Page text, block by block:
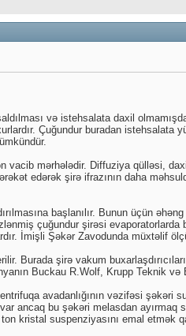
və istehsalata daxil
Çuğundur buradan istehsalata
vacib mərhələdir. Diffuziya qülləsi,
edərək şirə ifrazının daha
başlanılır. Bunun üçün
çuğundur şirəsi
İmişli Şəkər Zavodunda müxtəlif
Burada şirə vakum
Buckau R.Wolf, Krupp Teknik və
avadanlığının vəzifəsi şəkəri
ancaq bu şəkəri melasdan ayırmaq
kristal suspenziyasını emal etmək